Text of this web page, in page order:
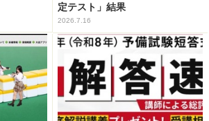
定テスト」結果
2026.7.16